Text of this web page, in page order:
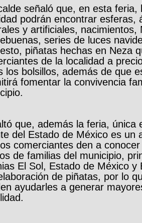
señaló que, en esta feria,
podrán encontrar esferas,
y artificiales, nacimientos,
series de luces
piñatas hechas en Neza
de la localidad a
los bolsillos, además de que
fomentar la convivencia
que, además la feria, única
del Estado de México es un
comerciantes den a
de familias del municipio,
El Sol, Estado de México y
de piñatas, por lo
ayudarles a generar